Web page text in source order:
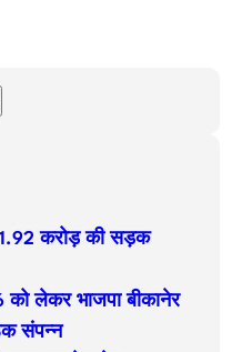
करोड़ की सड़क
को लेकर भाजपा बीकानेर
संपन्न